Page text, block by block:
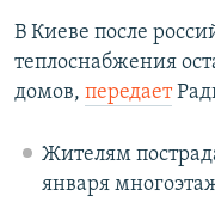
В Киеве после
теплоснабжения
домов, передает
Жителям
января